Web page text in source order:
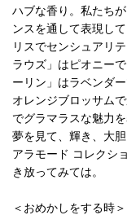
ハブな香り。私たち
ンスを通して表現し
リスでセンシュアリ
ラウズ」はピオニー
ーリン」はラベンダ
オレンジブロッサム
でグラマラスな魅力を
夢を見て、輝き、大
アラモード コレクシ
き放ってみては。
＜おめかしをする時＞